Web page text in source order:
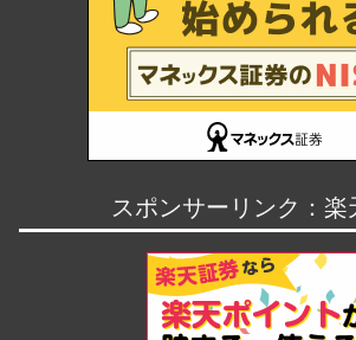
スポンサーリンク：楽